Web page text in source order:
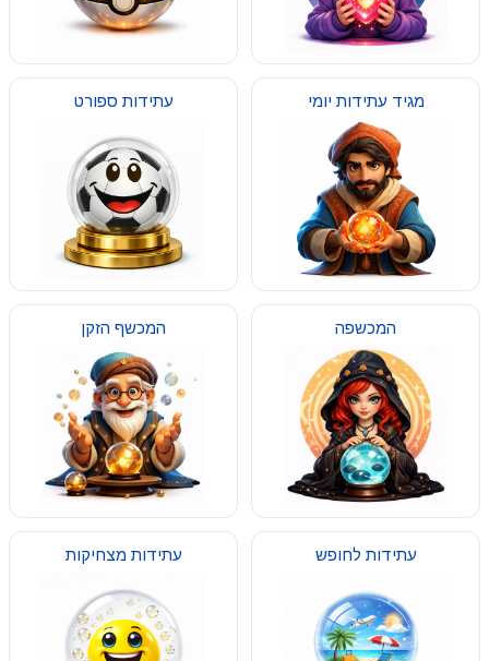
מגיד עתידות יומי עתידות ספורט
המכשפה המכשף הזקן
עתידות לחופש עתידות מצחיקות